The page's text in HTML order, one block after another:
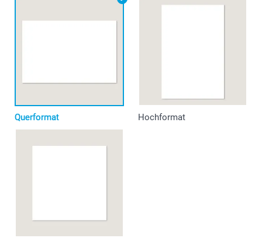
Querformat Hochformat